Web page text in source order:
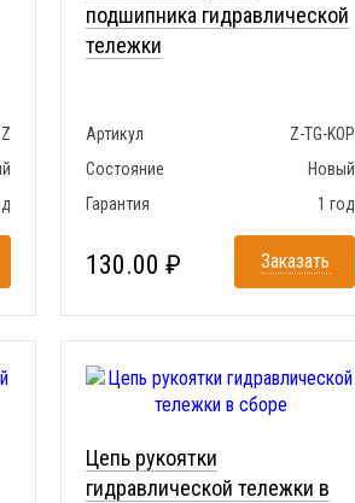
подшипника гидравлической
тележки
Артикул
Z-TG-KOP
Состояние
Новый
Гарантия
1 год
130.00 ₽ Заказать
Цепь рукоятки
гидравлической тележки в